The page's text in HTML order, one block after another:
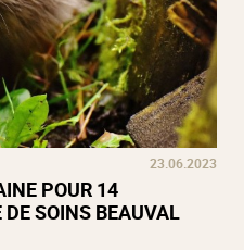
23.06.2023
POUR 14
SOINS BEAUVAL